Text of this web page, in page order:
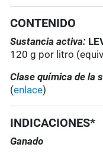
CONTENIDO
Sustancia activa:
120 g por litro
Clase química de la
(enlace)
INDICACIONES*
Ganado